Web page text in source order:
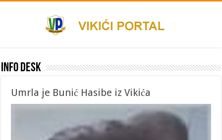
Info desk
Umrla je Bunić Hasibe iz Vikića